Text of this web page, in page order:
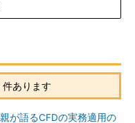
あります
が語るCFDの実務適用の